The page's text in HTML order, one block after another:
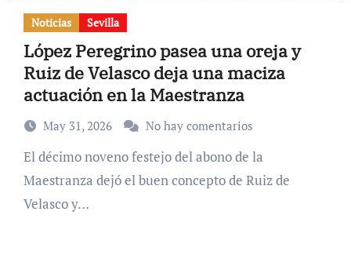
Noticias Sevilla
López Peregrino pasea una oreja y
Ruiz de Velasco deja una maciza
actuación en la Maestranza
May 31, 2026 No hay comentarios
El décimo noveno festejo del abono de la
Maestranza dejó el buen concepto de Ruiz de
Velasco y…